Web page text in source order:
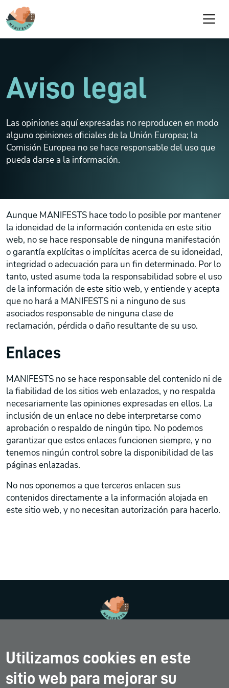
Pasar al contenido principal
Aviso legal
Las opiniones aquí expresadas no reproducen en modo
alguno opiniones oficiales de la Unión Europea; la
Comisión Europea no se hace responsable del uso que
pueda darse a la información.
Aunque MANIFESTS hace todo lo posible por mantener
la idoneidad de la información contenida en este sitio
web, no se hace responsable de ninguna manifestación
o garantía explícitas o implícitas acerca de su idoneidad,
integridad o adecuación para un fin determinado. Por lo
tanto, usted asume toda la responsabilidad sobre el uso
de la información de este sitio web, y entiende y acepta
que no hará a MANIFESTS ni a ninguno de sus
asociados responsable de ninguna clase de
reclamación, pérdida o daño resultante de su uso.
Enlaces
MANIFESTS no se hace responsable del contenido ni de
la fiabilidad de los sitios web enlazados, y no respalda
necesariamente las opiniones expresadas en ellos. La
inclusión de un enlace no debe interpretarse como
aprobación o respaldo de ningún tipo. No podemos
garantizar que estos enlaces funcionen siempre, y no
tenemos ningún control sobre la disponibilidad de las
páginas enlazadas.
No nos oponemos a que terceros enlacen sus
contenidos directamente a la información alojada en
este sitio web, y no necesitan autorización para hacerlo.
PRINCIPIOS BÁSICOS
Utilizamos cookies en este
sitio web para mejorar su